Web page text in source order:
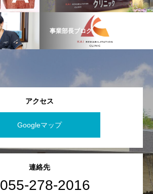
事業部長ブログ
アクセス
Googleマップ
連絡先
055-278-2016